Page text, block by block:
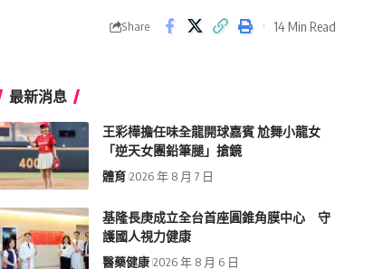
Share 14 Min Read
最新消息
王彩樺擔任味全龍開球嘉賓 尬舞小龍女
「逆天女團鉛筆腿」搶鏡
體育 2026 年 8 月 7 日
基隆長庚成立全台首座圓錐角膜中心 守
護國人視力健康
醫藥健康 2026 年 8 月 6 日